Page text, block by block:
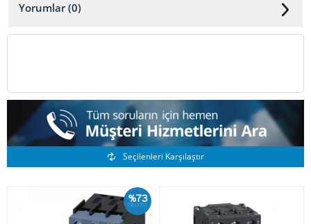
Yorumlar (0)
Benzer Ürünler
Seçilenleri Karşılaştır
%73
İskonto